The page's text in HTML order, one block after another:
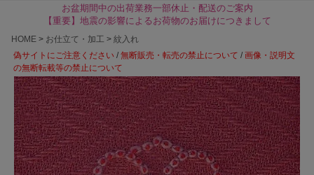
お盆期間中の出荷業務一部休止・配送のご案内
【重要】地震の影響によるお荷物のお届けにつきまして
HOME
お仕立て・加工
紋入れ
偽サイトにご注意ください /無断販売・転売の禁止について /画像・説明文
の無断転載等の禁止について